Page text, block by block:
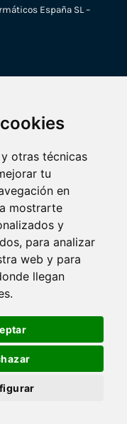
otras técnicas
tu
en
mostrarte
y
para analizar
web y para
llegan
España SL –